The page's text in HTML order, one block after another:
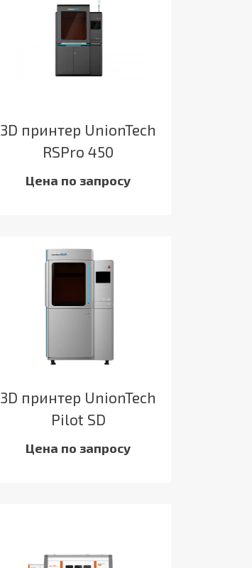
3D принтер UnionTech
RSPro 450
Цена по запросу
3D принтер UnionTech
Pilot SD
Цена по запросу